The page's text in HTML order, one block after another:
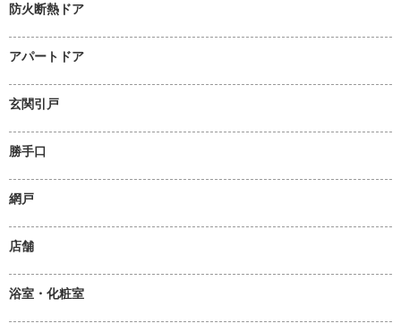
防火断熱ドア
アパートドア
玄関引戸
勝手口
網戸
店舗
浴室・化粧室